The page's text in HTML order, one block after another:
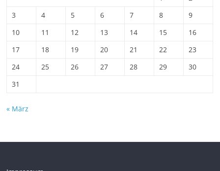
3
4 5 6 7 8
9
10
11 12 13 14 15
16
17
18 19 20 21 22
23
24
25 26 27 28 29
30
31
« März